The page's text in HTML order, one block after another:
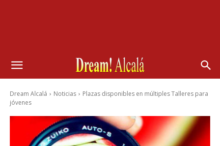
Dream Alcalá Noticias
Plazas disponibles en múltiples Talleres para
jóvenes